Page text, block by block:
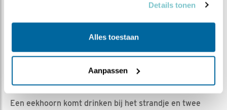
Details tonen
Alles toestaan
Aanpassen
Eekhoorn komt drinken
Marijcke | Geplaatst op 23 mei 2017, 15:37 |
leuk| Bewaar dit filmpje|
1747x
Een eekhoorn komt drinken bij het strandje en twee